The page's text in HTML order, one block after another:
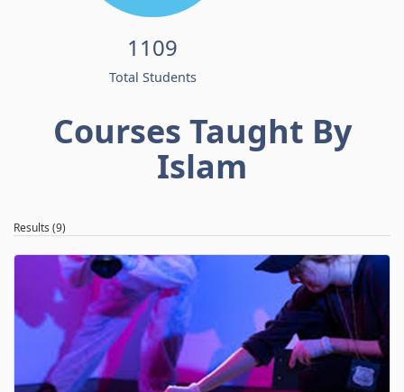
1109
Total Students
Courses Taught By
Islam
Results (9)